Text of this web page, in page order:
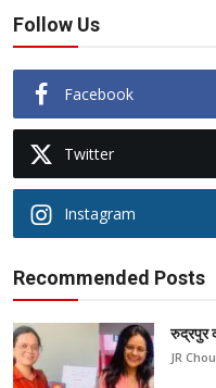
Follow Us
Facebook
Twitter
Instagram
Recommended Posts
रुद्रपुर
JR